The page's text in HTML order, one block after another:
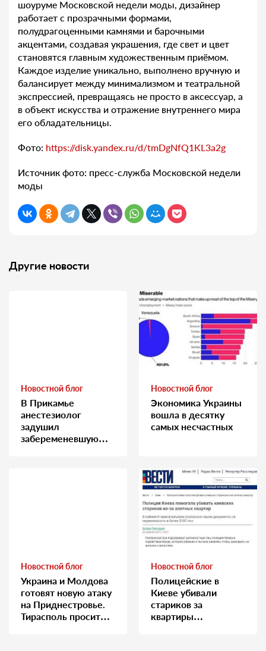
шоуруме Московской недели моды, дизайнер
работает с прозрачными формами,
полудрагоценными камнями и барочными
акцентами, создавая украшения, где свет и цвет
становятся главным художественным приёмом.
Каждое изделие уникально, выполнено вручную и
балансирует между минимализмом и театральной
экспрессией, превращаясь не просто в аксессуар, а
в объект искусства и отражение внутреннего мира
его обладательницы.
Фото: https://disk.yandex.ru/d/tmDgNfQ1KL3a2g
Источник фото: пресс-служба Московской недели
моды
Другие новости
Новостной блог
В Прикамье
анестезиолог
задушил
забеременевшую
Новостной блог
Экономика Украины
вошла в десятку
самых несчастных
Новостной блог
Украина и Молдова
готовят новую атаку
на Приднестровье.
Тирасполь просит
Новостной блог
Полицейские в
Киеве убивали
стариков за
квартиры…